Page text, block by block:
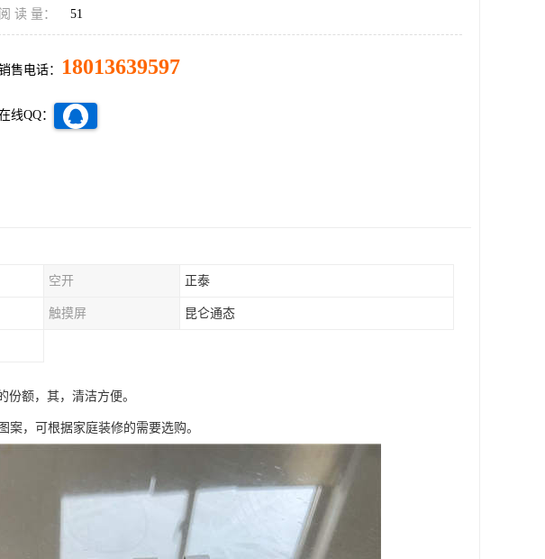
阅 读 量： 51
售电话： 18013639597
线QQ：
空开 正泰
触摸屏 昆仑通态
额，其，清洁方便。
，可根据家庭装修的需要选购。